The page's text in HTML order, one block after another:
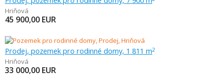
Hriňová
45 900,00 EUR
Prodej, pozemek pro rodinné domy, 1 811 m2
Hriňová
33 000,00 EUR